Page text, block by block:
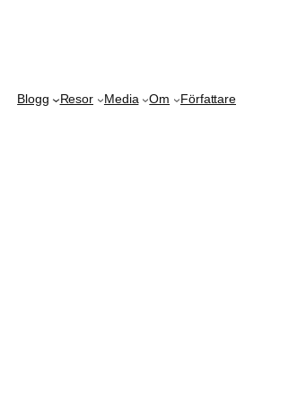
Blogg Resor Media Om Författare